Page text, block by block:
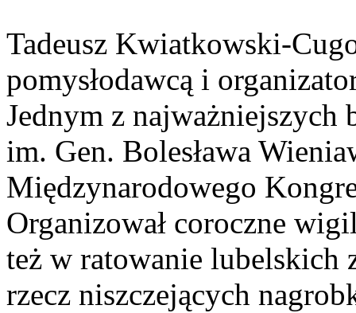
Tadeusz Kwiatkowski-
pomysłodawcą i
Jednym z najważniejszych
im. Gen. Bolesława
Międzynarodowego
Organizował coroczne
też w ratowanie lubelskich
rzecz niszczejących